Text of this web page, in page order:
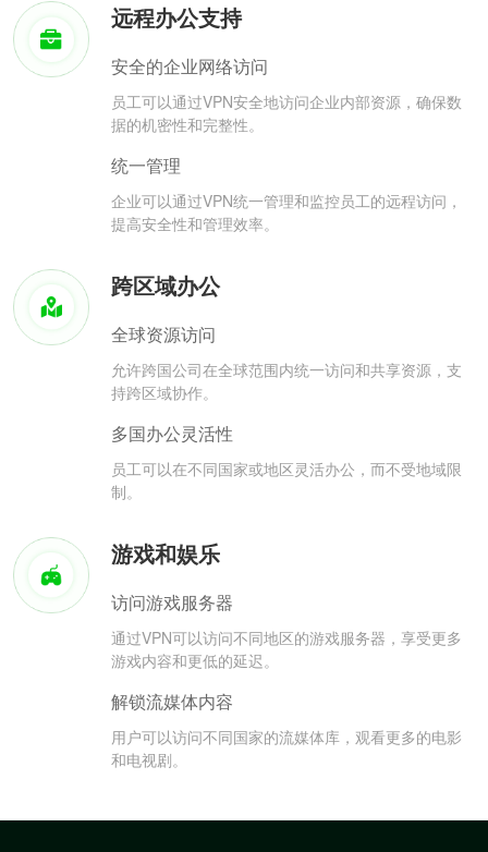
远程办公支持
安全的企业网络访问
员工可以通过VPN安全地访问企业内部资源，确保数
据的机密性和完整性。
统一管理
企业可以通过VPN统一管理和监控员工的远程访问，
提高安全性和管理效率。
跨区域办公
全球资源访问
允许跨国公司在全球范围内统一访问和共享资源，支
持跨区域协作。
多国办公灵活性
员工可以在不同国家或地区灵活办公，而不受地域限
制。
游戏和娱乐
访问游戏服务器
通过VPN可以访问不同地区的游戏服务器，享受更多
游戏内容和更低的延迟。
解锁流媒体内容
用户可以访问不同国家的流媒体库，观看更多的电影
和电视剧。